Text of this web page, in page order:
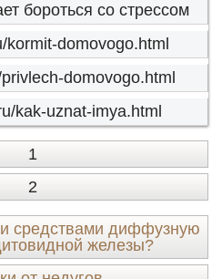
бороться со стрессом
kormit-domovogo.html
domovogo.html
kak-uznat-imya.html
1
2
средствами диффузную
железы?